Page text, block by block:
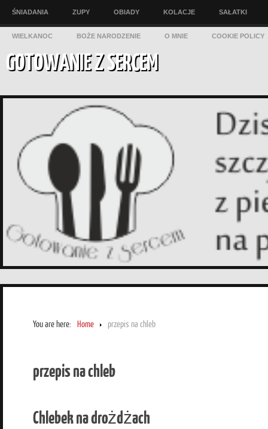
ŚNIADANIA ZUPY OBIADY KOLACJE SAŁATKI
WIELKANOC BOŻE NARODZENIE O MNIE COOKIE POLICY
GOTOWANIE Z SERCEM
You are here: Home przepis na chleb
przepis na chleb
Chlebek na drożdżach